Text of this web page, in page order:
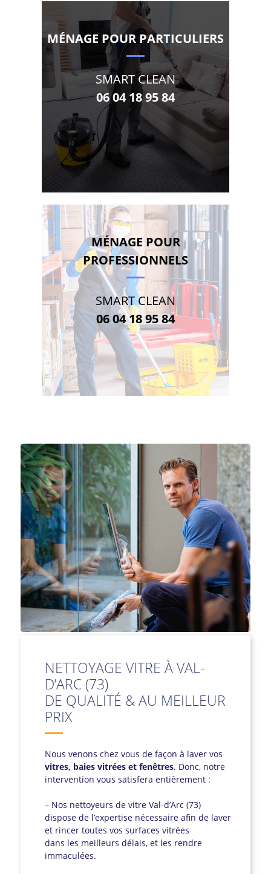
MÉNAGE POUR PARTICULIERS
SMART CLEAN
06 04 18 95 84
MÉNAGE POUR
PROFESSIONNELS
SMART CLEAN
06 04 18 95 84
NETTOYAGE VITRE À VAL-
D’ARC (73)
DE QUALITÉ & AU MEILLEUR
PRIX
Nous venons chez vous de façon à laver vos
vitres, baies vitrées et fenêtres. Donc, notre
intervention vous satisfera entièrement :
– Nos nettoyeurs de vitre Val-d’Arc (73)
dispose de l’expertise nécessaire afin de laver
et rincer toutes vos surfaces vitrées
dans les meilleurs délais, et les rendre
immaculées.